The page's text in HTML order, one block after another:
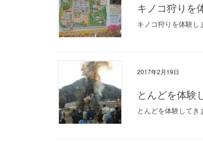
キノコ狩りを
キノコ狩りを体験し
2017年2月19日
とんどを体験
とんどを体験してき